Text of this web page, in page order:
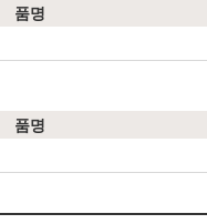
품명
품명